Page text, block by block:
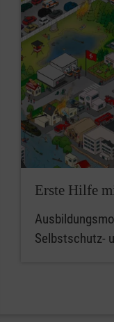
Erste Hilfe
Selbstschutz-